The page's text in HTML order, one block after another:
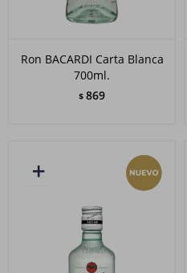
Ron BACARDI Carta Blanca
700ml.
$ 869